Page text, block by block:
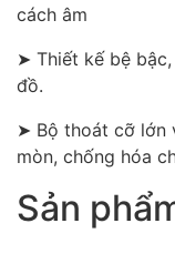
cách âm
➤ Thiết kế bệ
đồ.
➤ Bộ thoát cỡ lớn
mòn, chống hóa
Sản